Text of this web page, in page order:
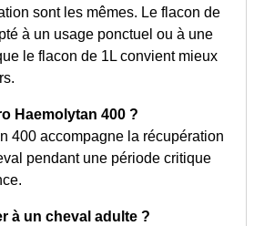
sont les mêmes. Le flacon de
à un usage ponctuel ou à une
le flacon de 1L convient mieux
Haemolytan 400 ?
400 accompagne la récupération
pendant une période critique
à un cheval adulte ?